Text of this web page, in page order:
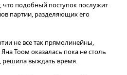
подобный поступок послужит
партии, разделяющих его
не все так прямолинейны,
Тоом оказалась пока не столь
решила выждать время.